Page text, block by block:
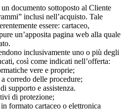
documento sottoposto al Cliente
inclusi nell’acquisto. Tale
essere: cartaceo,
un’apposita pagina web alla quale
inclusivamente uno o più degli
così come indicati nell’offerta:
vere e proprie;
corredo delle procedure;
supporto e assistenza.
di protezione;
formato cartaceo o elettronica